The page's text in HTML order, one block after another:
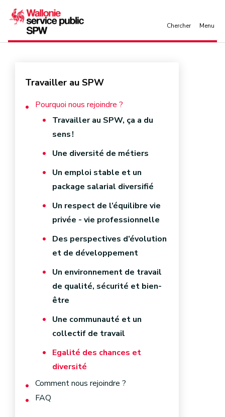
Aller au contenu principal
Travailler au SPW
Pourquoi nous rejoindre ?
Travailler au SPW, ça a du
sens !
Une diversité de métiers
Un emploi stable et un
package salarial diversifié
Un respect de l’équilibre vie
privée - vie professionnelle
Des perspectives d’évolution
et de développement
Un environnement de travail
de qualité, sécurité et bien-
être
Une communauté et un
collectif de travail
Egalité des chances et
diversité
Comment nous rejoindre ?
FAQ